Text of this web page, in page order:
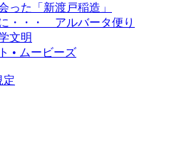
った「新渡戸稲造」
・・・ アルバータ便り
文明
• ムービーズ
定